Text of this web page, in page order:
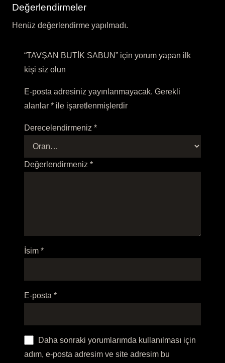
Değerlendirmeler
Henüz değerlendirme yapılmadı.
“TAVŞAN BUTİK SABUN” için yorum yapan ilk
kişi siz olun
E-posta adresiniz yayınlanmayacak. Gerekli
alanlar * ile işaretlenmişlerdir
Derecelendirmeniz *
Değerlendirmeniz *
İsim *
E-posta *
Daha sonraki yorumlarımda kullanılması için
adım, e-posta adresim ve site adresim bu